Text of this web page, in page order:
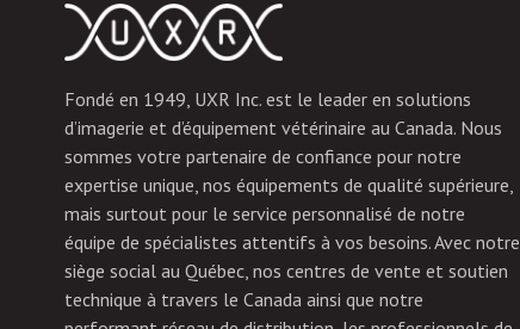
Fondé en 1949, UXR Inc. est le leader en solutions
d’imagerie et d’équipement vétérinaire au Canada. Nous
sommes votre partenaire de confiance pour notre
expertise unique, nos équipements de qualité supérieure,
mais surtout pour le service personnalisé de notre
équipe de spécialistes attentifs à vos besoins. Avec notre
siège social au Québec, nos centres de vente et soutien
technique à travers le Canada ainsi que notre